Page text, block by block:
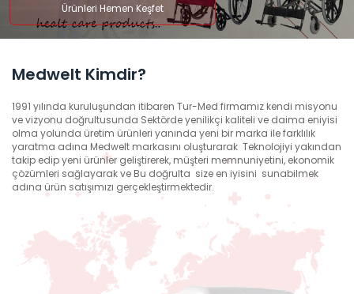
Ürünleri Hemen Keşfet
Medwelt Kimdir?
1991 yılında kuruluşundan itibaren Tur-Med firmamız kendi misyonu
ve vizyonu doğrultusunda Sektörde yenilikçi kaliteli ve daima eniyisi
olma yolunda üretim ürünleri yanında yeni bir marka ile farklılık
yaratma adına Medwelt markasını oluşturarak Teknolojiyi yakından
takip edip yeni ürünler geliştirerek, müşteri memnuniyetini, ekonomik
çözümleri sağlayarak ve Bu doğrulta size en iyisini sunabilmek
adına ürün satışımızı gerçekleştirmektedir.